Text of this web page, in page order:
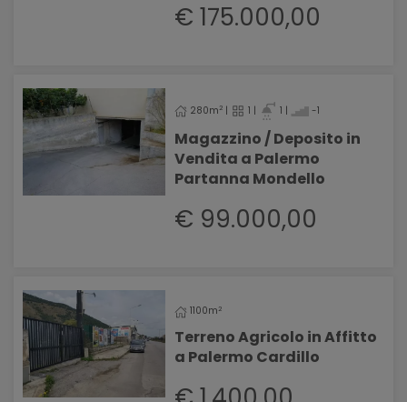
€ 175.000,00
280m2 | 1 | 1 | -1
Magazzino / Deposito in
Vendita a Palermo
Partanna Mondello
€ 99.000,00
1100m2
Terreno Agricolo in Affitto
a Palermo Cardillo